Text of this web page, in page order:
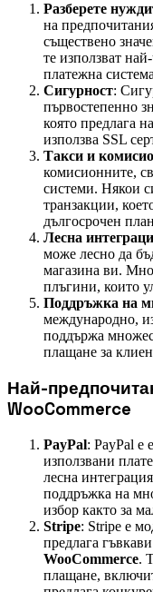
Разберете
на
съществено
те използват
платежна
Сигурност:
първостепенно
която предлага
използва SSL
Такси и
комисионните,
системи. Някои
транзакции,
дългосрочен
Лесна
може лесно да
магазина ви.
плъгини, които
Поддръжка на
международно,
поддържа
плащане за
Най-
WooCommerce
PayPal: PayPal е
използвани
лесна
поддръжка на
избор както за
Stripe: Stripe е
предлага
WooCommerce.
плащане,